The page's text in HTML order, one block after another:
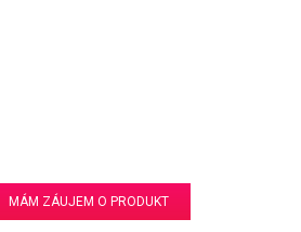
MÁM ZÁUJEM O PRODUKT